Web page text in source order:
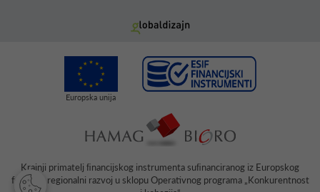
Krajnji primatelj ﬁnancijskog instrumenta suﬁnanciranog iz Europskog
fonda za regionalni razvoj u sklopu Operativnog programa „Konkurentnost